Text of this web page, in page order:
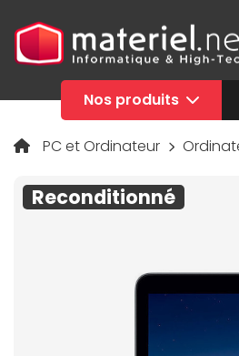
Nos produits
PC et Ordinateur
Reconditionné